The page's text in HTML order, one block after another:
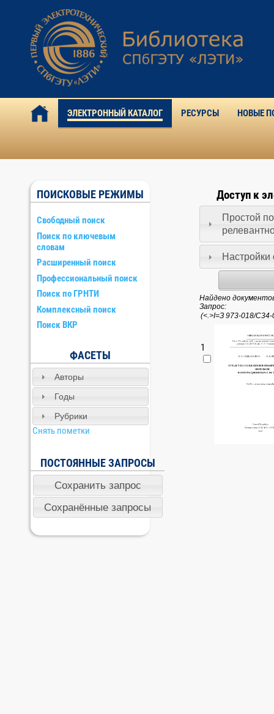
ЭЛЕКТРОННЫЙ КАТАЛОГ РЕСУРСЫ НОВЫЕ
ПОИСКОВЫЕ РЕЖИМЫ
Свободный поиск
Поиск по ключевым
словам
Расширенный поиск
Профессиональный поиск
Поиск по ГРНТИ
Комплексный поиск
Поиск ВКР
ФАСЕТЫ
Авторы
Годы
Рубрики
Снять пометки
ПОСТОЯННЫЕ ЗАПРОСЫ
Доступ к
Простой
Настройки
Найдено
Запрос:
1